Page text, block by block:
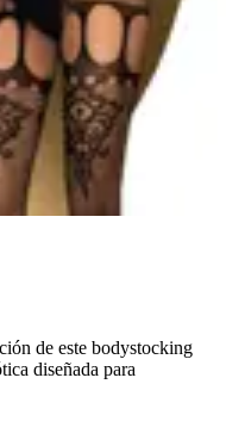
de este bodystocking
diseñada para